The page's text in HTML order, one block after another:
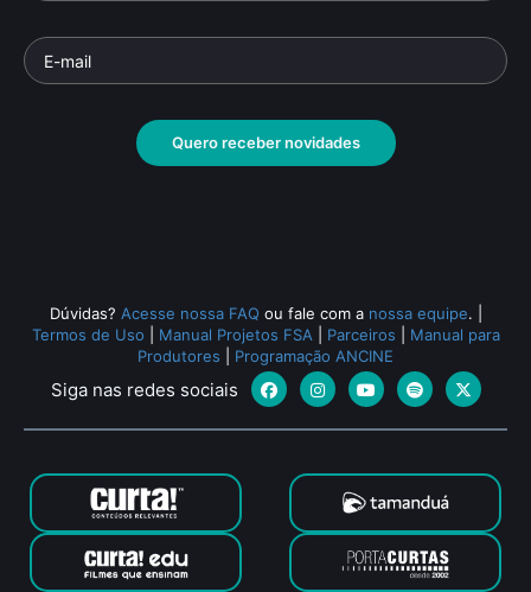
Quero receber novidades
Dúvidas? Acesse nossa FAQ ou fale com a nossa equipe.
Termos de Uso
Manual Projetos FSA Parceiros
Manual para
Produtores
Programação ANCINE
Siga nas redes sociais